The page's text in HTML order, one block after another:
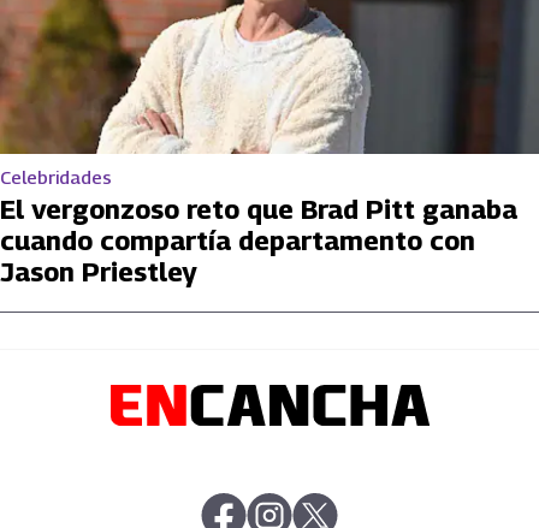
Celebridades
El vergonzoso reto que Brad Pitt ganaba
cuando compartía departamento con
Jason Priestley
abre en nueva pestaña
abre en nueva pestaña